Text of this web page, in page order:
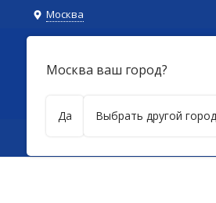
Москва
Москва ваш город?
Да Выбрать другой город
Каталог товаров